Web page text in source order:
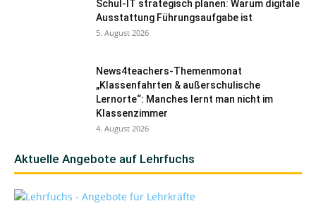
Schul-IT strategisch planen: Warum digitale
Ausstattung Führungsaufgabe ist
5. August 2026
News4teachers-Themenmonat
„Klassenfahrten & außerschulische
Lernorte“: Manches lernt man nicht im
Klassenzimmer
4. August 2026
Aktuelle Angebote auf Lehrfuchs